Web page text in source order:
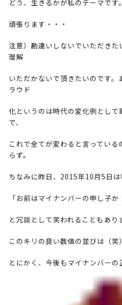
どう、生きるかが私のテーマです。
頑張ります・・・
注意）勘違いしないでいただきた
理解
いただかないで頂きたいのです。
ラウド
化というのは時代の変化例として
で、
これで全てが変わると言ってい
らず。
ちなみに昨日、2015年10月5日は
「お前はマイナンバーの申し子か
と冗談として笑われることもあり
このキリの良い数値の並びは（笑）
とにかく、今後もマイナンバー